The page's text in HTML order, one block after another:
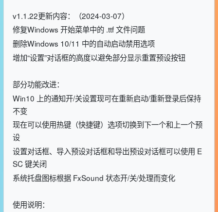
v1.1.22更新内容：（2024-03-07）
修复Windows 开始菜单中的 .ttf 文件问题
删除Windows 10/11 中的自动启动禁用选项
增加“设置”对话框的高度以避免部分显示重置预设按钮
部分功能改进：
Win10 上的通知开/关设置现可在重新启动/重新登录后保持
不变
现在可以使用热键（快捷键）选项切换到下一个和上一个预
设
设置对话框、导入预设对话框和导出预设对话框可以使用 E
SC 键关闭
系统托盘图标根据 FxSound 状态开/关/处理而变化
使用说明：